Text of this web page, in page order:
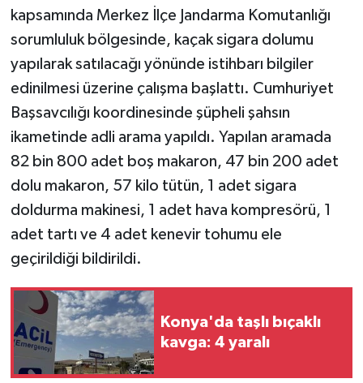
kapsamında Merkez İlçe Jandarma Komutanlığı
sorumluluk bölgesinde, kaçak sigara dolumu
yapılarak satılacağı yönünde istihbarı bilgiler
edinilmesi üzerine çalışma başlattı. Cumhuriyet
Başsavcılığı koordinesinde şüpheli şahsın
ikametinde adli arama yapıldı. Yapılan aramada
82 bin 800 adet boş makaron, 47 bin 200 adet
dolu makaron, 57 kilo tütün, 1 adet sigara
doldurma makinesi, 1 adet hava kompresörü, 1
adet tartı ve 4 adet kenevir tohumu ele
geçirildiği bildirildi.
Konya'da taşlı bıçaklı
kavga: 4 yaralı